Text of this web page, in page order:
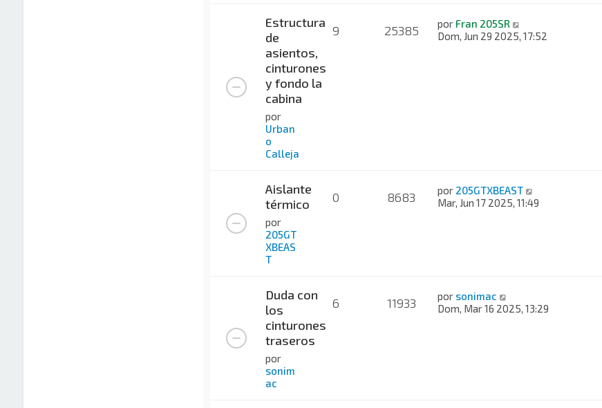
Estructura
de
asientos,
cinturones
y fondo la
cabina
por
Urban
o
Calleja
9 25385 por Fran 205SR
Dom, Jun 29 2025, 17:52
Aislante
térmico
por
205GT
XBEAS
T
0 8683 por 205GTXBEAST
Mar, Jun 17 2025, 11:49
Duda con
los
cinturones
traseros
por
sonim
ac
6 11933 por sonimac
Dom, Mar 16 2025, 13:29